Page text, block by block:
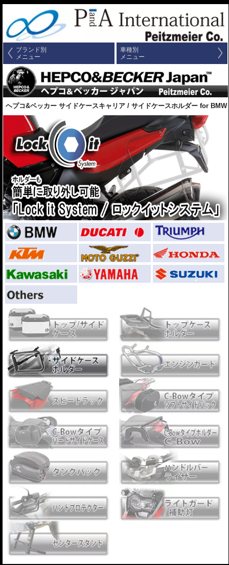
ブランド別
メニュー
車種別
メニュー
ヘプコ&ベッカー サイドケースキャリア / サイドケースホルダー for BMW